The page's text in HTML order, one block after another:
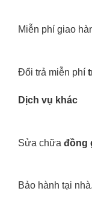
Miễn phí giao
Đổi trả miễn phí
Dịch vụ khác
Sửa chữa đồng
Bảo hành tại nhà.